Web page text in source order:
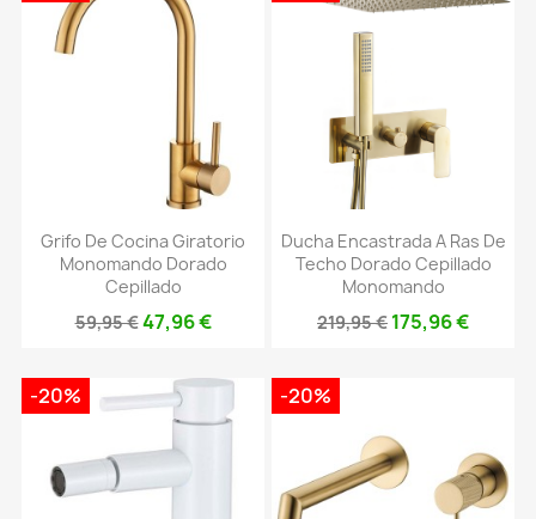
Grifo De Cocina Giratorio
Monomando Dorado
Cepillado
59,95 €47,96 €
Ducha Encastrada A Ras De
Techo Dorado Cepillado
Monomando
219,95 € 175,96 €
-20% -20%